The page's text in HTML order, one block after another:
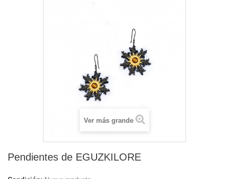
Ver más grande
Pendientes de EGUZKILORE